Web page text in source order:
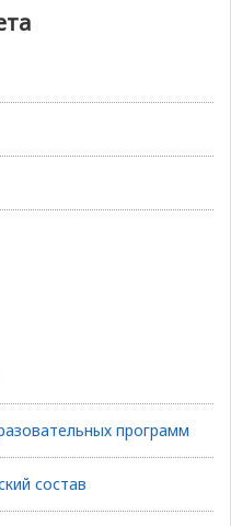
программ
состав